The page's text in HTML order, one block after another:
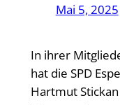
Mai 5, 2025
In ihrer
hat die SPD
Hartmut